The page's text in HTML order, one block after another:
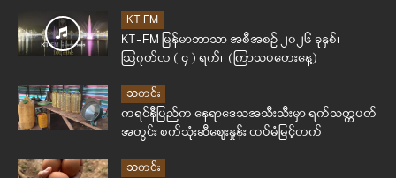
KT FM
KT-FM မြန်မာဘာသာ အစီအစဉ် ၂၀၂၆ ခုနှစ်၊
ဩဂုတ်လ ( ၄ ) ရက်၊ (ကြာသပတေးနေ့)
သတင်း
ကရင်နီပြည်က နေရာဒေသအသီးသီးမှာ ရက်သတ္တပတ်
အတွင်း စက်သုံးဆီဈေးနှုန်း ထပ်မံမြင့်တက်
သတင်း